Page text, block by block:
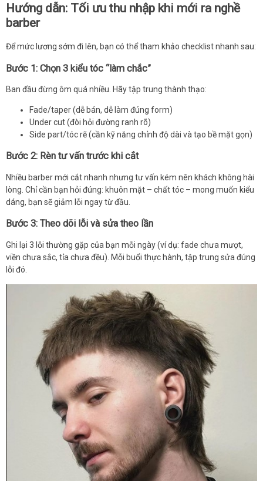
Hướng dẫn: Tối ưu thu nhập khi mới ra nghề
barber
Để mức lương sớm đi lên, bạn có thể tham khảo checklist nhanh sau:
Bước 1: Chọn 3 kiểu tóc “làm chắc”
Ban đầu đừng ôm quá nhiều. Hãy tập trung thành thạo:
Fade/taper (dễ bán, dễ làm đúng form)
Under cut (đòi hỏi đường ranh rõ)
Side part/tóc rẽ (cần kỹ năng chỉnh độ dài và tạo bề mặt gọn)
Bước 2: Rèn tư vấn trước khi cắt
Nhiều barber mới cắt nhanh nhưng tư vấn kém nên khách không hài
lòng. Chỉ cần bạn hỏi đúng: khuôn mặt – chất tóc – mong muốn kiểu
dáng, bạn sẽ giảm lỗi ngay từ đầu.
Bước 3: Theo dõi lỗi và sửa theo lần
Ghi lại 3 lỗi thường gặp của bạn mỗi ngày (ví dụ: fade chưa mượt,
viền chưa sắc, tỉa chưa đều). Mỗi buổi thực hành, tập trung sửa đúng
lỗi đó.